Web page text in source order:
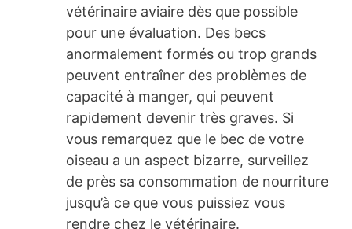
vétérinaire aviaire dès que possible
pour une évaluation. Des becs
anormalement formés ou trop grands
peuvent entraîner des problèmes de
capacité à manger, qui peuvent
rapidement devenir très graves. Si
vous remarquez que le bec de votre
oiseau a un aspect bizarre, surveillez
de près sa consommation de nourriture
jusqu’à ce que vous puissiez vous
rendre chez le vétérinaire.